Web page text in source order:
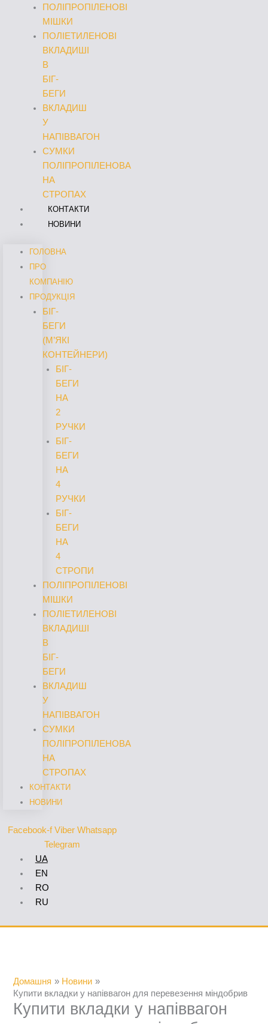
ПОЛІПРОПІЛЕНОВІ
МІШКИ
ПОЛІЕТИЛЕНОВІ
ВКЛАДИШІ
В
БІГ-
БЕГИ
ВКЛАДИШ
У
НАПІВВАГОН
СУМКИ
ПОЛІПРОПІЛЕНОВА
НА
СТРОПАХ
КОНТАКТИ
НОВИНИ
ГОЛОВНА
ПРО
КОМПАНІЮ
ПРОДУКЦІЯ
БІГ-
БЕГИ
(М’ЯКІ
КОНТЕЙНЕРИ)
БІГ-
БЕГИ
НА
2
РУЧКИ
БІГ-
БЕГИ
НА
4
РУЧКИ
БІГ-
БЕГИ
НА
4
СТРОПИ
ПОЛІПРОПІЛЕНОВІ
МІШКИ
ПОЛІЕТИЛЕНОВІ
ВКЛАДИШІ
В
БІГ-
БЕГИ
ВКЛАДИШ
У
НАПІВВАГОН
СУМКИ
ПОЛІПРОПІЛЕНОВА
НА
СТРОПАХ
КОНТАКТИ
НОВИНИ
Facebook-f Viber Whatsapp
Telegram
UA
EN
RO
RU
Домашня
Новини
Купити вкладки у напіввагон для перевезення міндобрив
Купити вкладки у напіввагон